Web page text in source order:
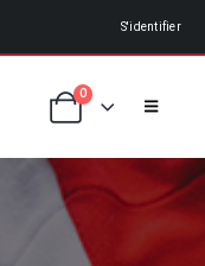
S'identifier
0